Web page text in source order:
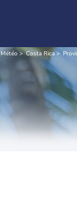
Météo Costa Rica